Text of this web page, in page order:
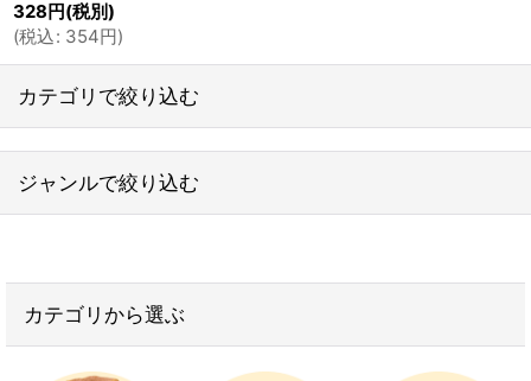
328 円(税別)
(税込: 354円)
カテゴリで絞り込む
送料コミコミセット
動物パン
ジャンルで絞り込む
子供が喜ぶお菓子
カテゴリから選ぶ